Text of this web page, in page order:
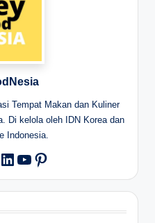
Tempat Makan dan Kuliner
Di kelola oleh IDN Korea dan
Indonesia.
LinkedIn
YouTube
Pinterest